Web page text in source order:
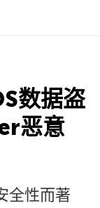
数据盗
恶意
全性而著